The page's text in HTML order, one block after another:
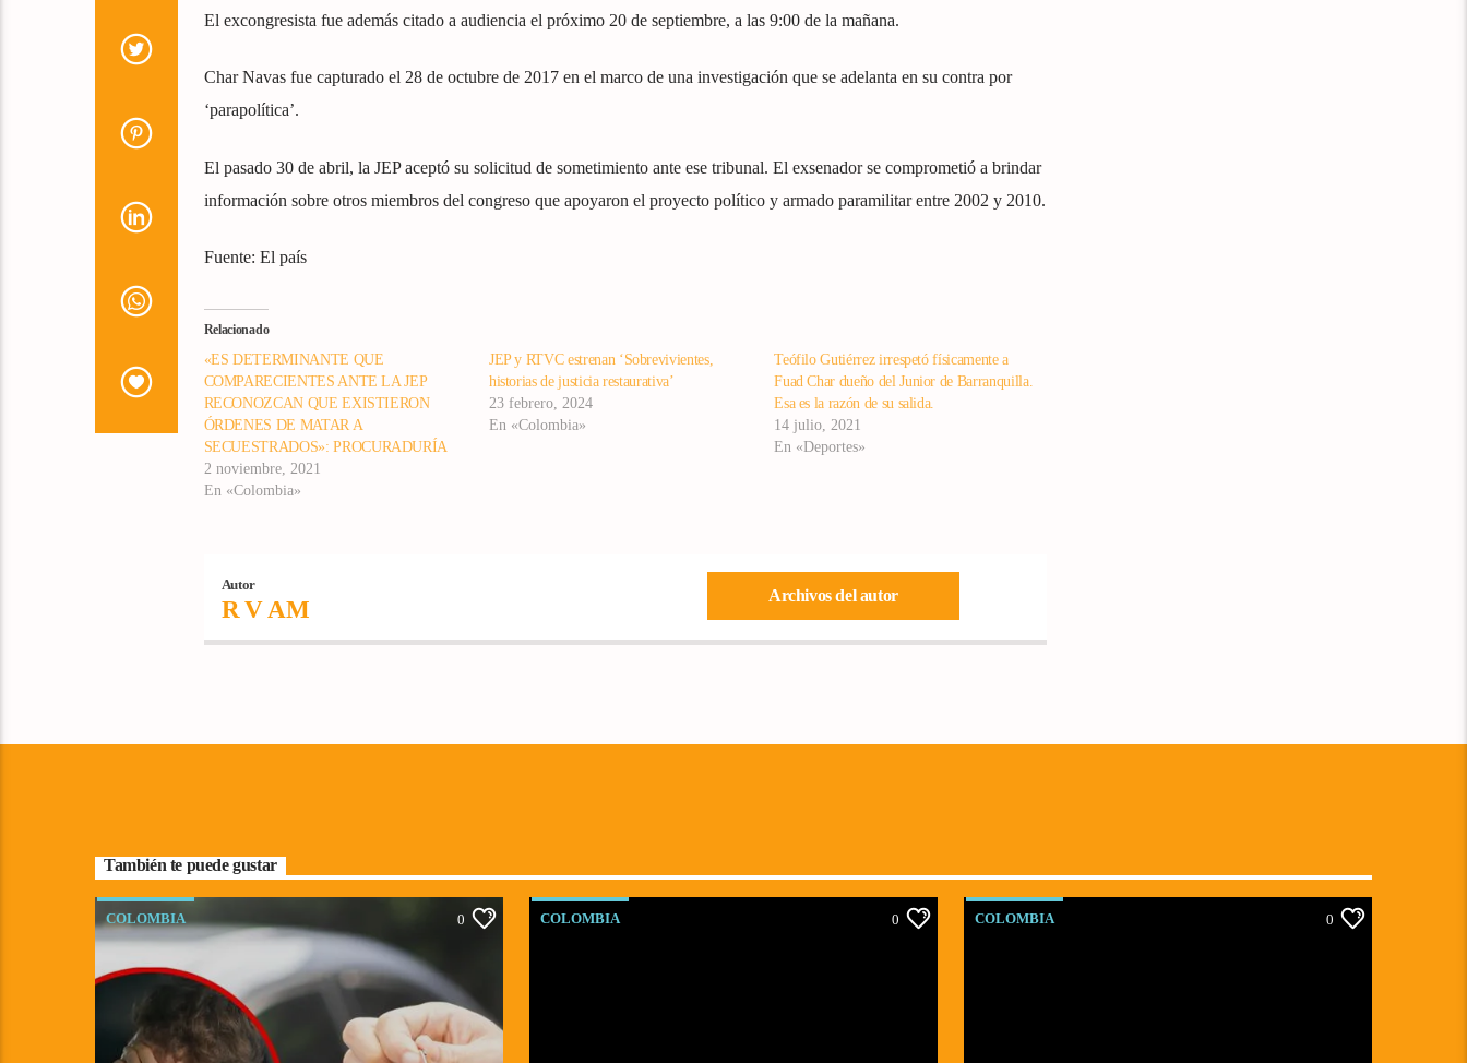
El excongresista fue además citado a audiencia el próximo 20 de septiembre, a las 9:00 de la mañana.
Char Navas fue capturado el 28 de octubre de 2017 en el marco de una investigación que se adelanta en su contra por
‘parapolítica’.
El pasado 30 de abril, la JEP aceptó su solicitud de sometimiento ante ese tribunal. El exsenador se comprometió a brindar
información sobre otros miembros del congreso que apoyaron el proyecto político y armado paramilitar entre 2002 y 2010.
Fuente: El país
Relacionado
«ES DETERMINANTE QUE
COMPARECIENTES ANTE LA JEP
RECONOZCAN QUE EXISTIERON
ÓRDENES DE MATAR A
SECUESTRADOS»: PROCURADURÍA
2 noviembre, 2021
En «Colombia»
JEP y RTVC estrenan ‘Sobrevivientes,
historias de justicia restaurativa’
23 febrero, 2024
En «Colombia»
Teófilo Gutiérrez irrespetó físicamente a
Fuad Char dueño del Junior de Barranquilla.
Esa es la razón de su salida.
14 julio, 2021
En «Deportes»
Autor
R V AM
Archivos del autor
También te puede gustar
COLOMBIA 0 COLOMBIA 0 COLOMBIA 0